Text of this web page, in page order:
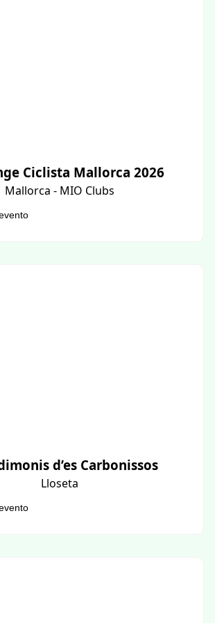
Ciclista Mallorca 2026
Mallorca - MIO Clubs
d’es Carbonissos
Lloseta